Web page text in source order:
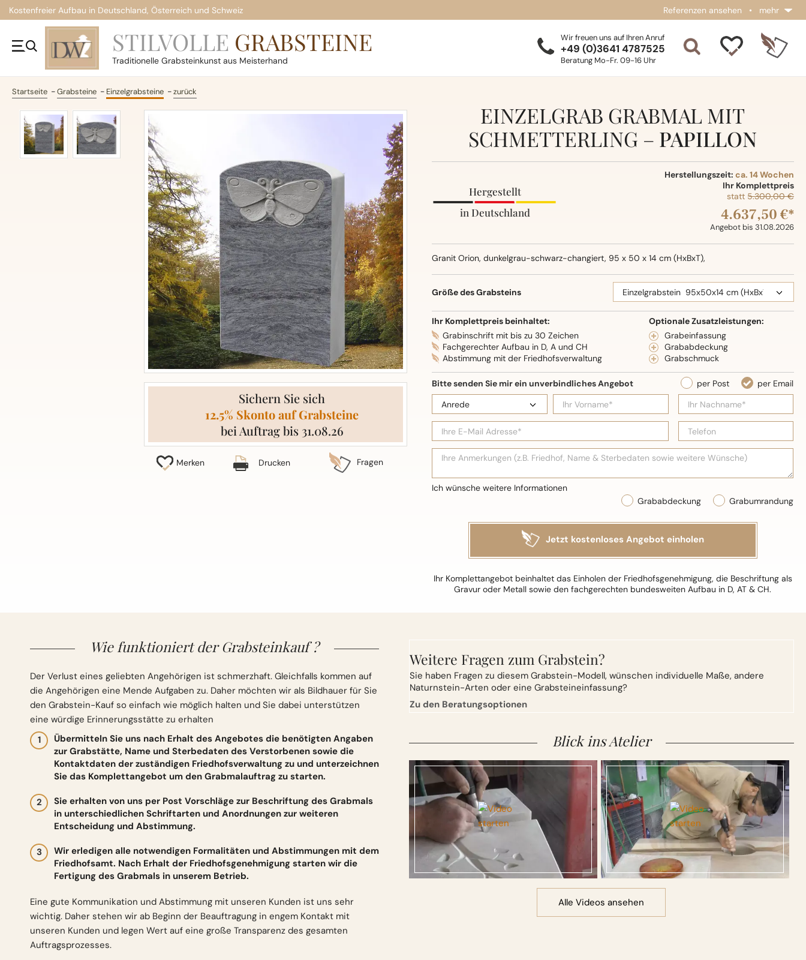
Kostenfreier Aufbau in Deutschland, Österreich und Schweiz Referenzen ansehen • mehr
STILVOLLE GRABSTEINE
Traditionelle Grabsteinkunst aus Meisterhand
Wir freuen uns auf Ihren Anruf
+49 (0)3641 4787525
Beratung Mo-Fr. 09-16 Uhr
Startseite Grabsteine Einzelgrabsteine zurück
Sichern Sie sich
12.5% Skonto auf Grabsteine
bei Auftrag bis 31.08.26
Merken Drucken Fragen
EINZELGRAB GRABMAL MIT
SCHMETTERLING – PAPILLON
Hergestellt
in Deutschland
Herstellungszeit: ca. 14 Wochen
Ihr Komplettpreis
statt 5.300,00 €
4.637,50 €*
Angebot bis 31.08.2026
Granit Orion, dunkelgrau-schwarz-changiert, 95 x 50 x 14 cm (HxBxT),
Oberflächenbearbeitung: Seidenglanz
Größe des Grabsteins
Ihr Komplettpreis beinhaltet:
Grabinschrift mit bis zu 30 Zeichen
Fachgerechter Aufbau in D, A und CH
Abstimmung mit der Friedhofsverwaltung
Optionale Zusatzleistungen:
Grabeinfassung
Grababdeckung
Grabschmuck
Grabumrandung
Grababdeckung
Ihr Komplettangebot beinhaltet das Einholen der Friedhofsgenehmigung, die Beschriftung als
Gravur oder Metall sowie den fachgerechten bundesweiten Aufbau in D, AT & CH.
Wie funktioniert der Grabsteinkauf ?
Der Verlust eines geliebten Angehörigen ist schmerzhaft. Gleichfalls kommen auf
die Angehörigen eine Mende Aufgaben zu. Daher möchten wir als Bildhauer für Sie
den Grabstein-Kauf so einfach wie möglich halten und Sie dabei unterstützen
eine würdige Erinnerungsstätte zu erhalten
Übermitteln Sie uns nach Erhalt des Angebotes die benötigten Angaben
zur Grabstätte, Name und Sterbedaten des Verstorbenen sowie die
Kontaktdaten der zuständigen Friedhofsverwaltung zu und unterzeichnen
Sie das Komplettangebot um den Grabmalauftrag zu starten.
Sie erhalten von uns per Post Vorschläge zur Beschriftung des Grabmals
in unterschiedlichen Schriftarten und Anordnungen zur weiteren
Entscheidung und Abstimmung.
Wir erledigen alle notwendigen Formalitäten und Abstimmungen mit dem
Friedhofsamt. Nach Erhalt der Friedhofsgenehmigung starten wir die
Fertigung des Grabmals in unserem Betrieb.
Eine gute Kommunikation und Abstimmung mit unseren Kunden ist uns sehr
wichtig. Daher stehen wir ab Beginn der Beauftragung in engem Kontakt mit
unseren Kunden und legen Wert auf eine große Transparenz des gesamten
Auftragsprozesses.
Weitere Fragen zum Grabstein?
Sie haben Fragen zu diesem Grabstein-Modell, wünschen individuelle Maße, andere
Naturnstein-Arten oder eine Grabsteineinfassung?
Zu den Beratungsoptionen
Blick ins Atelier
Alle Videos ansehen